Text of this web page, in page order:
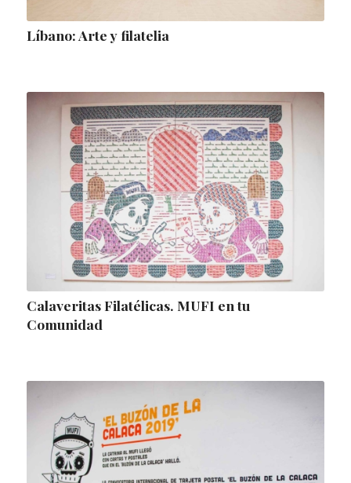
Líbano: Arte y filatelia
Calaveritas Filatélicas. MUFI en tu
Comunidad